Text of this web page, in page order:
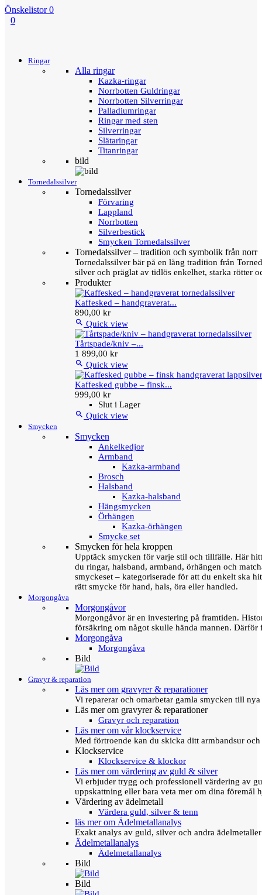
Önskelistor 0
0
Ringar
Alla ringar
Kazka-ringar
Norrbotten Guldringar
Norrbotten Silverringar
Palladiumringar
Ringar med sten
Silverringar
Slätaringar
Titanringar
bild
Tornedalssilver
Tornedalssilver
Förvaring
Lappland
Norrbotten
Silverbestick
Smycken Tornedalssilver
Tornedalssilver – tradition och symbolik från norr
Tornedalssilver bär på en lång tradition från
silver och präglat av tidlös enkelhet, starka rötter
Produkter
Kaffesked – handgraverat...
890,00 kr
 Quick view
Tårtspade/kniv –...
1 899,00 kr
 Quick view
Kaffesked gubbe – finsk...
999,00 kr
Slut i Lager
 Quick view
Smycken
Smycken
Ankelkedjor
Armband
Kazka-armband
Brosch
Halsband
Kazka-halsband
Hängsmycken
Örhängen
Kazka-örhängen
Smycke set
Smycken för hela kroppen
Upptäck smycken för varje stil och tillfälle. Här
du ringar, halsband, armband, örhängen och
smyckeset – kategoriserade för att du enkelt ska
rätt smycke för hand, hals, öra eller handled.
Morgongåva
Morgongåvor
Morgongåvor är en investering på framtiden.
försäkring om något skulle hända mannen.
Morgongåva
Morgongåva
Bild
Gravyr & reparation
Läs mer om gravyrer & reparationer
Vi reparerar och omarbetar gamla smycken till
Läs mer om gravyrer & reparationer
Gravyr och reparation
Läs mer om vår klockservice
Med förtroende kan du skicka ditt armbandsur
Klockservice
Klockservice & klockor
Läs mer om värdering av guld & silver
Vi erbjuder trygg och professionell värdering av
uppskattning eller bara veta mer om dina föremål
Värdering av ädelmetall
Värdera guld, silver & tenn
läs mer om Ädelmetallanalys
Exakt analys av guld, silver och andra
Ädelmetallanalys
Ädelmetallanalys
Bild
Bild